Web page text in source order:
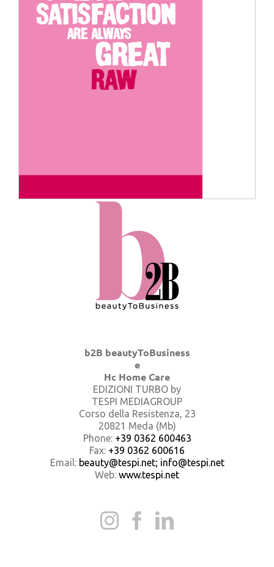
b2B beautyToBusiness
e
Hc Home Care
EDIZIONI TURBO by
TESPI MEDIAGROUP
Corso della Resistenza, 23
20821 Meda (Mb)
Phone: +39 0362 600463
Fax: +39 0362 600616
Email: beauty@tespi.net; info@tespi.net
Web: www.tespi.net